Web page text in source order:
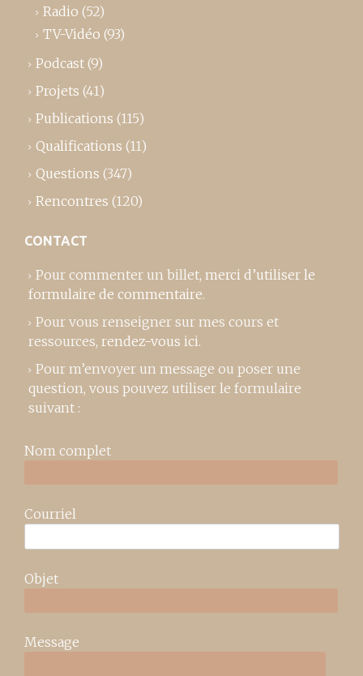
Radio (52)
TV-Vidéo (93)
Podcast (9)
Projets (41)
Publications (115)
Qualifications (11)
Questions (347)
Rencontres (120)
CONTACT
Pour commenter un billet, merci d’utiliser le
formulaire de commentaire.
Pour vous renseigner sur mes cours et
ressources, rendez-vous ici.
Pour m’envoyer un message ou poser une
question, vous pouvez utiliser le formulaire
suivant :
Nom complet
Courriel
Objet
Message